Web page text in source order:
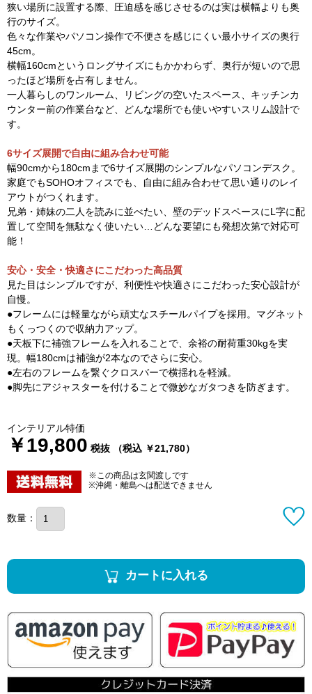
狭い場所に設置する際、圧迫感を感じさせるのは実は横幅よりも奥
行のサイズ。
色々な作業やパソコン操作で不便さを感じにくい最小サイズの奥行
45cm。
横幅160cmというロングサイズにもかかわらず、奥行が短いので思
ったほど場所を占有しません。
一人暮らしのワンルーム、リビングの空いたスペース、キッチンカ
ウンター前の作業台など、どんな場所でも使いやすいスリム設計で
す。
6サイズ展開で自由に組み合わせ可能
幅90cmから180cmまで6サイズ展開のシンプルなパソコンデスク。
家庭でもSOHOオフィスでも、自由に組み合わせて思い通りのレイ
アウトがつくれます。
兄弟・姉妹の二人を読みに並べたい、壁のデッドスペースにL字に配
置して空間を無駄なく使いたい…どんな要望にも発想次第で対応可
能！
安心・安全・快適さにこだわった高品質
見た目はシンプルですが、利便性や快適さにこだわった安心設計が
自慢。
●フレームには軽量ながら頑丈なスチールパイプを採用。マグネット
もくっつくので収納力アップ。
●天板下に補強フレームを入れることで、余裕の耐荷重30kgを実
現。幅180cmは補強が2本なのでさらに安心。
●左右のフレームを繋ぐクロスバーで横揺れを軽減。
●脚先にアジャスターを付けることで微妙なガタつきを防ぎます。
インテリアル特価
￥19,800 税抜 （税込 ￥21,780）
※この商品は玄関渡しです
※沖縄・離島へは配送できません
数量：
カートに入れる